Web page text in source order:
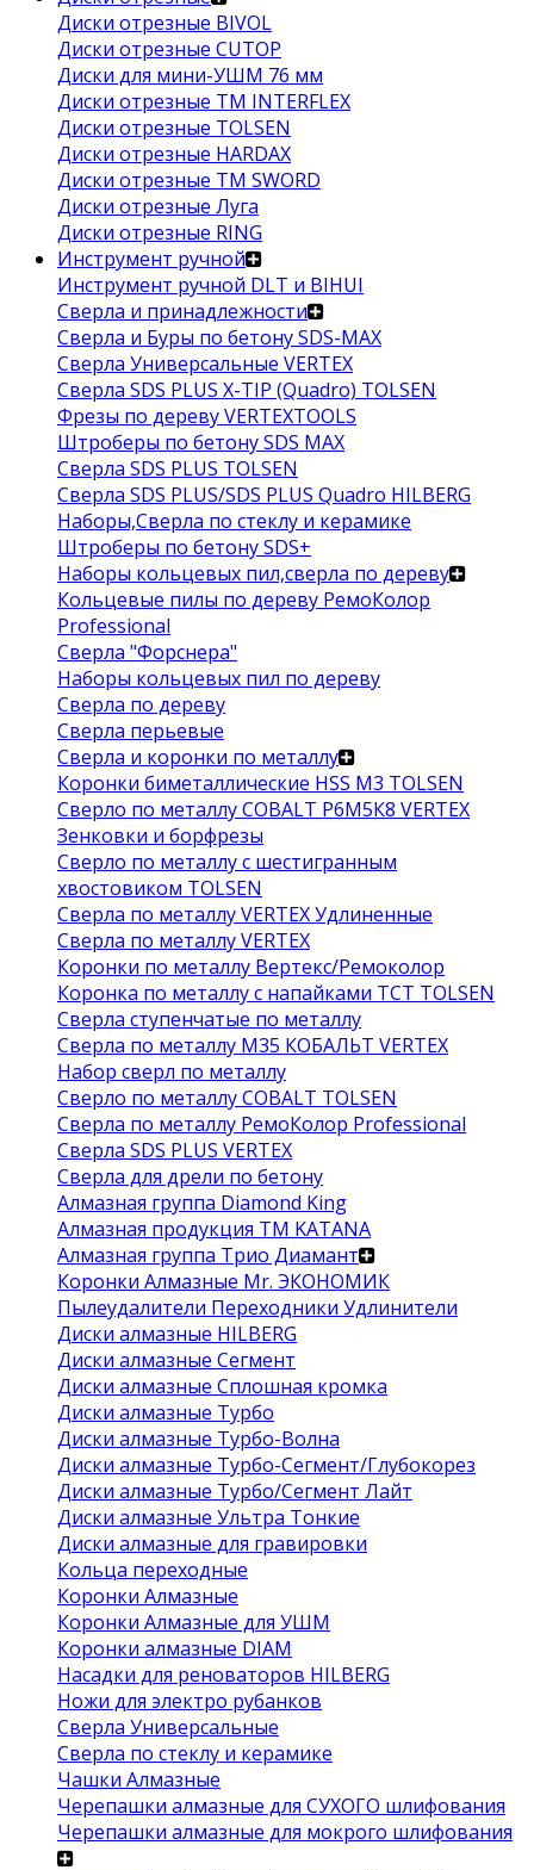
Диски отрезные BIVOL
Диски отрезные CUTOP
Диски для мини-УШМ 76 мм
Диски отрезные ТМ INTERFLEX
Диски отрезные TOLSEN
Диски отрезные HARDAX
Диски отрезные ТМ SWORD
Диски отрезные Луга
Диски отрезные RING
Инструмент ручной
Инструмент ручной DLT и BIHUI
Сверла и принадлежности
Сверла и Буры по бетону SDS-MAX
Сверла Универсальные VERTEX
Сверла SDS PLUS X-TIP (Quadro) TOLSEN
Фрезы по дереву VERTEXTOOLS
Штроберы по бетону SDS MAX
Сверла SDS PLUS TOLSEN
Сверла SDS PLUS/SDS PLUS Quadro HILBERG
Наборы,Сверла по стеклу и керамике
Штроберы по бетону SDS+
Наборы кольцевых пил,сверла по дереву
Кольцевые пилы по дереву РемоКолор
Professional
Сверла "Форснера"
Наборы кольцевых пил по дереву
Сверла по дереву
Сверла перьевые
Сверла и коронки по металлу
Коронки биметаллические HSS M3 TOLSEN
Сверло по металлу COBALT Р6М5К8 VERTEX
Зенковки и борфрезы
Сверло по металлу с шестигранным
хвостовиком TOLSEN
Сверла по металлу VERTEX Удлиненные
Сверла по металлу VERTEX
Коронки по металлу Вертекс/Ремоколор
Коронка по металлу с напайками TCT TOLSEN
Сверла ступенчатые по металлу
Сверла по металлу М35 КОБАЛЬТ VERTEX
Набор сверл по металлу
Сверло по металлу COBALT TOLSEN
Сверла по металлу РемоКолор Professional
Сверла SDS PLUS VERTEX
Сверла для дрели по бетону
Алмазная группа Diamond King
Алмазная продукция ТМ KATANA
Алмазная группа Трио Диамант
Коронки Алмазные Mr. ЭКОНОМИК
Пылеудалители Переходники Удлинители
Диски алмазные HILBERG
Диски алмазные Сегмент
Диски алмазные Сплошная кромка
Диски алмазные Турбо
Диски алмазные Турбо-Волна
Диски алмазные Турбо-Сегмент/Глубокорез
Диски алмазные Турбо/Сегмент Лайт
Диски алмазные Ультра Тонкие
Диски алмазные для гравировки
Кольца переходные
Коронки Алмазные
Коронки Алмазные для УШМ
Коронки алмазные DIAM
Насадки для реноваторов HILBERG
Ножи для электро рубанков
Сверла Универсальные
Сверла по стеклу и керамике
Чашки Алмазные
Черепашки алмазные для СУХОГО шлифования
Черепашки алмазные для мокрого шлифования